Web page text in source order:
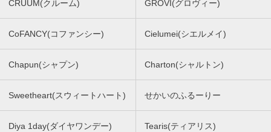
CRUUM(クルーム) GROVI(グロヴィー)
CoFANCY(コファンシー) Cielumei(シエルメイ)
Chapun(シャプン) Charton(シャルトン)
Sweetheart(スウィートハート) せかいのふるーりー
Diya 1day(ダイヤワンデー) Tearis(ティアリス)